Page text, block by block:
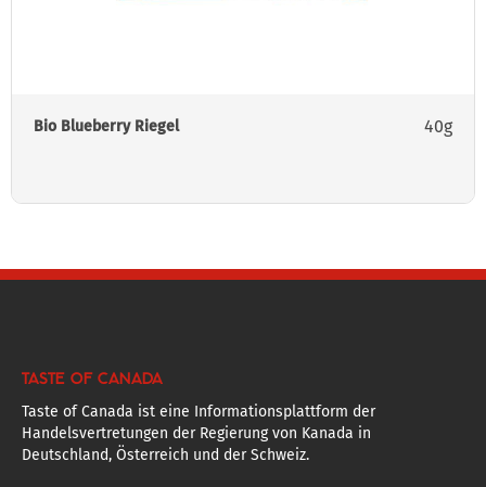
Bio Blueberry Riegel 40g
TASTE OF CANADA
Taste of Canada ist eine Informationsplattform der
Handelsvertretungen der Regierung von Kanada in
Deutschland, Österreich und der Schweiz.